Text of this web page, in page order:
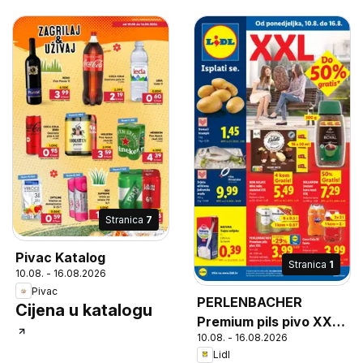
Stranica 7
Pivac Katalog
10.08. - 16.08.2026
Pivac
Cijena u katalogu
Stranica 1
PERLENBACHER
Premium pils pivo XXL,
XXL
10.08. - 16.08.2026
Lidl